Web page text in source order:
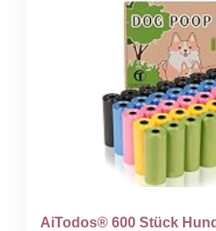
AiTodos® 600 Stück